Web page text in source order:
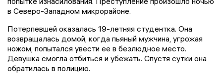
в Северо-Западном микрорайоне.
Потерпевшей оказалась 19-летняя студентка. Она
возвращалась домой, когда пьяный мужчина, угрожая
ножом, попытался увести ее в безлюдное место.
Девушка смогла отбиться и убежать. Спустя сутки она
обратилась в полицию.